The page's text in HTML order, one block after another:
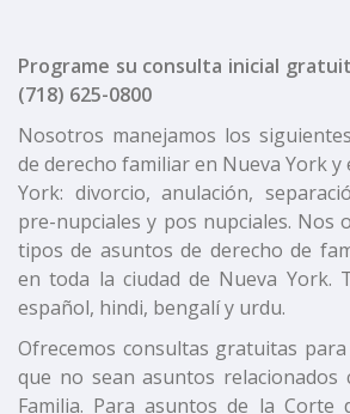
Programe su consulta inicial
(718) 625-0800
Nosotros manejamos los
de derecho familiar en Nueva York y
York: divorcio, anulación,
pre-nupciales y pos nupciales. Nos
tipos de asuntos de derecho de
en toda la ciudad de Nueva York.
español, hindi, bengalí y urdu.
Ofrecemos consultas gratuitas
que no sean asuntos relacionados
Familia. Para asuntos de la Corte